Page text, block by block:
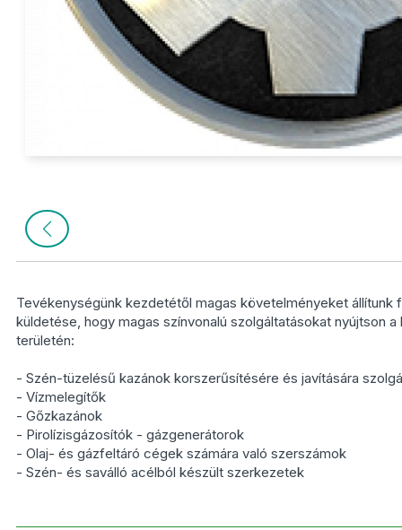
Tevékenységünk kezdetétől magas követelményeket állítunk
küldetése, hogy magas színvonalú szolgáltatásokat nyújtson
területén:
- Szén-tüzelésű kazánok korszerűsítésére és javítására
- Vízmelegítők
- Gőzkazánok
- Pirolízisgázosítók - gázgenerátorok
- Olaj- és gázfeltáró cégek számára való szerszámok
- Szén- és saválló acélból készült szerkezetek